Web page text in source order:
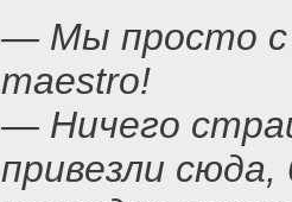
— Мы просто с
maestro!
— Ничего
привезли